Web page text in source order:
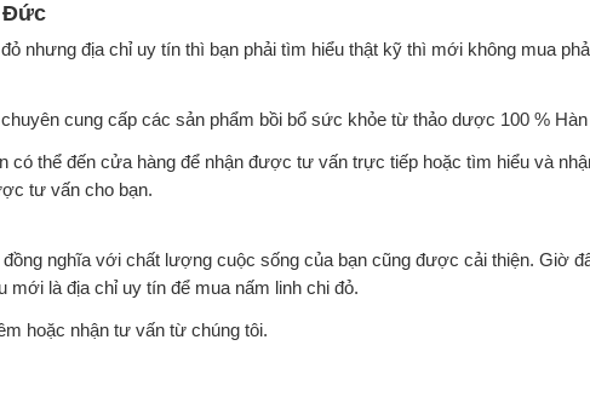
Đức
nhưng địa chỉ uy tín thì bạn phải tìm hiểu thật kỹ thì mới không mua
cung cấp các sản phẩm bồi bổ sức khỏe từ thảo dược 100 %
có thể đến cửa hàng để nhận được tư vấn trực tiếp hoặc tìm hiểu và
tư vấn cho bạn.
nghĩa với chất lượng cuộc sống của bạn cũng được cải thiện. Giờ
là địa chỉ uy tín để mua nấm linh chi đỏ.
hoặc nhận tư vấn từ chúng tôi.